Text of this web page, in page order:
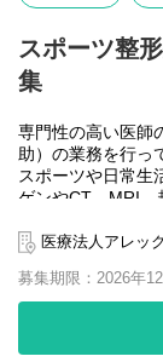
工藤慎太郎先生
に生かす超音波画
成田崇矢先生（桐
【学術活動】
・超音波画像診断
性：MRIとの相関
安定化に着目した
・サイレントマニ
響を及ぼす肩関節
・足底腱膜患者に
・骨癒合が遷延し
スポーツ整
集
専門性の高い医師
助）の業務を行っ
スポーツや日常生
ゲンやCT、MRI
価を行い、患者さ
果が得られない場
衝撃波治療や、超
ック、TENEX超
は、医師の行う診
医療法人アレッ
募集期限：2026年